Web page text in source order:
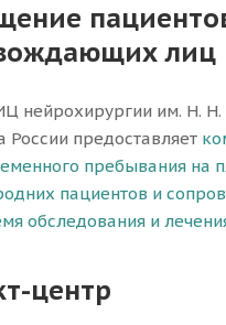
лиц
нейрохирургии им. Н. Н.
России предоставляет
пребывания на
пациентов и
обследования и
центр